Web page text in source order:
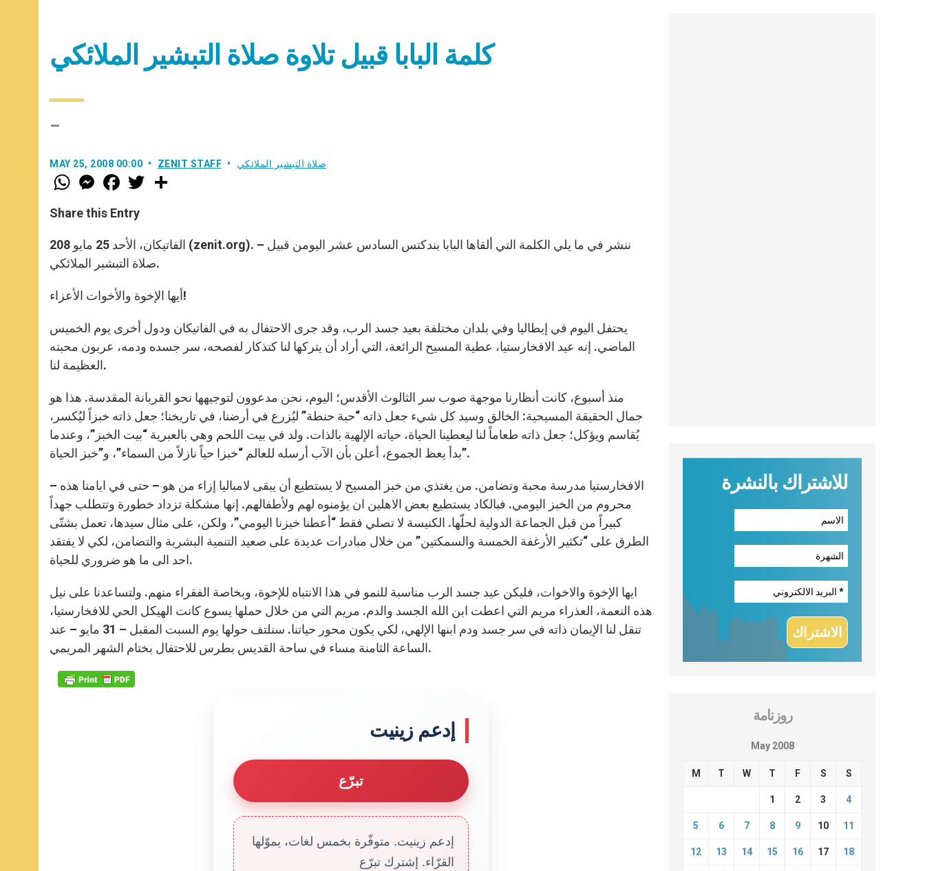
كلمة البابا قبيل تلاوة صلاة التبشير الملائكي
–
MAY 25, 2008 00:00 ZENIT STAFF صلاة التبشير الملائكي
W
h
t
s
p
p
M
e
s
e
g
e
r
F
a
e
b
o
k
w
r
Share this Entry
الفاتيكان، الأحد 25 مايو 208 (zenit.org). – ننشر في ما يلي الكلمة التي ألقاها البابا بندكتس السادس عشر اليومن قبيل
صلاة التبشير الملائكي.
أيها الإخوة والأخوات الأعزاء!
يحتفل اليوم في إيطاليا وفي بلدان مختلفة بعيد جسد الرب، وقد جرى الاحتفال به في الفاتيكان ودول أخرى يوم الخميس
الماضي. إنه عيد الافخارستيا، عطية المسيح الرائعة، التي أراد أن يتركها لنا كتذكار لفصحه، سر جسده ودمه، عربون محبته
العظيمة لنا.
منذ أسبوع، كانت أنظارنا موجهة صوب سر الثالوث الأقدس؛ اليوم، نحن مدعوون لتوجيهها نحو القربانة المقدسة. هذا هو
جمال الحقيقة المسيحية: الخالق وسيد كل شيء جعل ذاته “حبة حنطة” ليُزرع في أرضنا، في تاريخنا؛ جعل ذاته خبزاً ليُكسر،
يُقاسم ويؤكل؛ جعل ذاته طعاماً لنا ليعطينا الحياة، حياته الإلهية بالذات. ولد في بيت اللحم وهي بالعبرية “بيت الخبز”، وعندما
بدأ يعظ الجموع، أعلن بأن الآب أرسله للعالم “خبزا حياً نازلاً من السماء”، و”خبز الحياة”.
الافخارستيا مدرسة محبة وتضامن. من يغتذي من خبز المسيح لا يستطيع أن يبقى لامباليا إزاء من هو – حتى في ايامنا هذه –
محروم من الخبز اليومي. فبالكاد يستطيع بعض الاهلين ان يؤمنوه لهم ولأطفالهم. إنها مشكلة تزداد خطورة وتتطلب جهداً
كبيراً من قبل الجماعة الدولية لحلّها. الكنيسة لا تصلي فقط “أعطنا خبزنا اليومي”، ولكن، على مثال سيدها، تعمل بشتّى
الطرق على “تكثير الأرغفة الخمسة والسمكتين” من خلال مبادرات عديدة على صعيد التنمية البشرية والتضامن، لكي لا يفتقد
احد الى ما هو ضروري للحياة.
ايها الإخوة والاخوات، فليكن عيد جسد الرب مناسبة للنمو في هذا الانتباه للإخوة، وبخاصة الفقراء منهم. ولتساعدنا على نيل
هذه النعمة، العذراء مريم التي اعطت ابن الله الجسد والدم. مريم التي من خلال حملها يسوع كانت الهيكل الحي للافخارستيا،
تنقل لنا الإيمان ذاته في سر جسد ودم ابنها الإلهي، لكي يكون محور حياتنا. سنلتف حولها يوم السبت المقبل – 31 مايو – عند
الساعة الثامنة مساء في ساحة القديس بطرس للاحتفال بختام الشهر المريمي.
إدعم زينيت
تبرّع
إدعم زينيت. متوفّرة بخمس لغات، يموّلها
القرّاء. إشترك تبرّع
للاشتراك بالنشرة
روزنامة
May 2008
M T W T F S S
1 2 3 4
5 6 7 8 9 10 11
12 13 14 15 16 17 18